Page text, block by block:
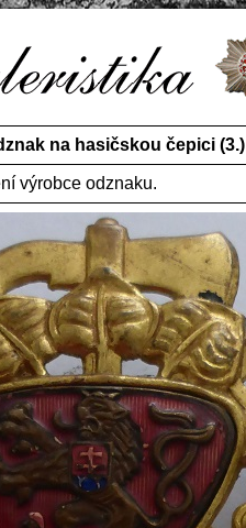
na hasičskou čepici (3.)
výrobce odznaku.